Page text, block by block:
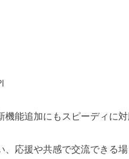
能追加にもスピーディに対
応援や共感で交流できる